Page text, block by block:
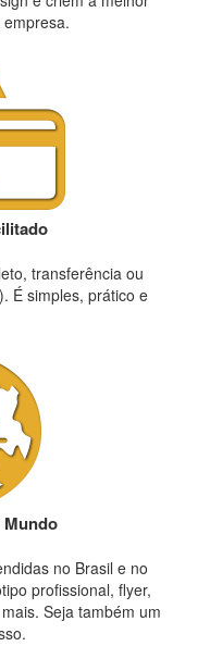
transferência ou
É simples, prático e
Mundo
no Brasil e no
profissional, flyer,
Seja também um